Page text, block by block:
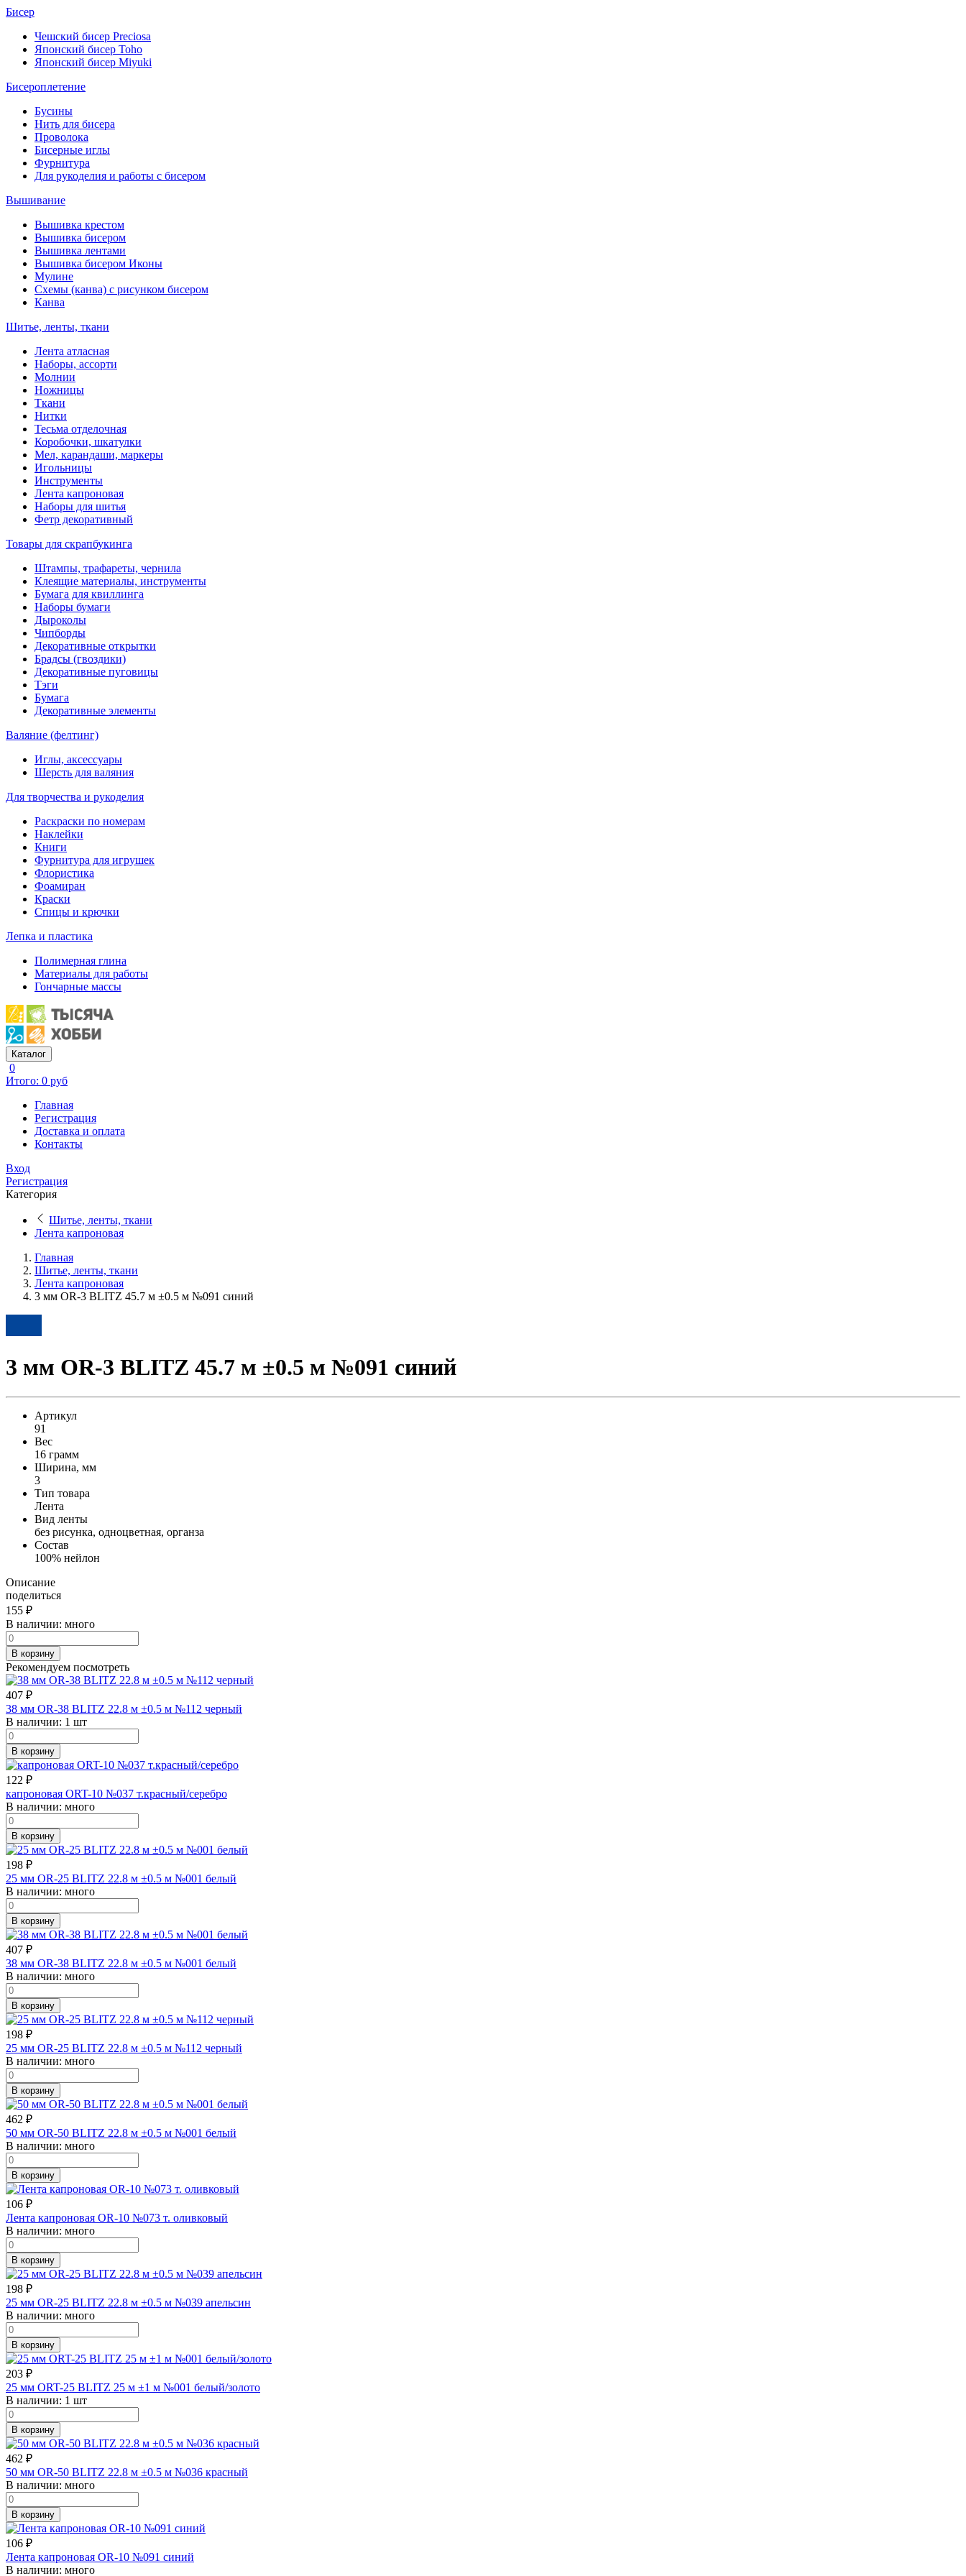
Бисер
Чешский бисер Preciosa
Японский бисер Toho
Японский бисер Miyuki
Бисероплетение
Бусины
Нить для бисера
Проволока
Бисерные иглы
Фурнитура
Для рукоделия и работы с бисером
Вышивание
Вышивка крестом
Вышивка бисером
Вышивка лентами
Вышивка бисером Иконы
Мулине
Схемы (канва) с рисунком бисером
Канва
Шитье, ленты, ткани
Лента атласная
Наборы, ассорти
Молнии
Ножницы
Ткани
Нитки
Тесьма отделочная
Коробочки, шкатулки
Мел, карандаши, маркеры
Игольницы
Инструменты
Лента капроновая
Наборы для шитья
Фетр декоративный
Товары для скрапбукинга
Штампы, трафареты, чернила
Клеящие материалы, инструменты
Бумага для квиллинга
Наборы бумаги
Дыроколы
Чипборды
Декоративные открытки
Брадсы (гвоздики)
Декоративные пуговицы
Тэги
Бумага
Декоративные элементы
Валяние (фелтинг)
Иглы, аксессуары
Шерсть для валяния
Для творчества и рукоделия
Раскраски по номерам
Наклейки
Книги
Фурнитура для игрушек
Флористика
Фоамиран
Краски
Спицы и крючки
Лепка и пластика
Полимерная глина
Материалы для работы
Гончарные массы
Каталог
0
Итого: 0 руб
Главная
Регистрация
Доставка и оплата
Контакты
Вход
Регистрация
Категория
Шитье, ленты, ткани
Лента капроновая
Главная
Шитье, ленты, ткани
Лента капроновая
3 мм OR-3 BLITZ 45.7 м ±0.5 м №091 синий
3 мм OR-3 BLITZ 45.7 м ±0.5 м №091 синий
Артикул
91
Вес
16 грамм
Ширина, мм
3
Тип товара
Лента
Вид ленты
без рисунка, одноцветная, органза
Состав
100% нейлон
Описание
поделиться
155 ₽
В наличии: много
В корзину
Рекомендуем посмотреть
407 ₽
38 мм OR-38 BLITZ 22.8 м ±0.5 м №112 черный
В наличии: 1 шт
В корзину
122 ₽
капроновая ORT-10 №037 т.красный/серебро
В наличии: много
В корзину
198 ₽
25 мм OR-25 BLITZ 22.8 м ±0.5 м №001 белый
В наличии: много
В корзину
407 ₽
38 мм OR-38 BLITZ 22.8 м ±0.5 м №001 белый
В наличии: много
В корзину
198 ₽
25 мм OR-25 BLITZ 22.8 м ±0.5 м №112 черный
В наличии: много
В корзину
462 ₽
50 мм OR-50 BLITZ 22.8 м ±0.5 м №001 белый
В наличии: много
В корзину
106 ₽
Лента капроновая OR-10 №073 т. оливковый
В наличии: много
В корзину
198 ₽
25 мм OR-25 BLITZ 22.8 м ±0.5 м №039 апельсин
В наличии: много
В корзину
203 ₽
25 мм ORT-25 BLITZ 25 м ±1 м №001 белый/золото
В наличии: 1 шт
В корзину
462 ₽
50 мм OR-50 BLITZ 22.8 м ±0.5 м №036 красный
В наличии: много
В корзину
106 ₽
Лента капроновая OR-10 №091 синий
В наличии: много